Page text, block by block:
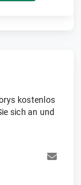
kostenlos
sich an und